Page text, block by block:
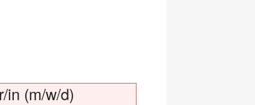
in (m/w/d)